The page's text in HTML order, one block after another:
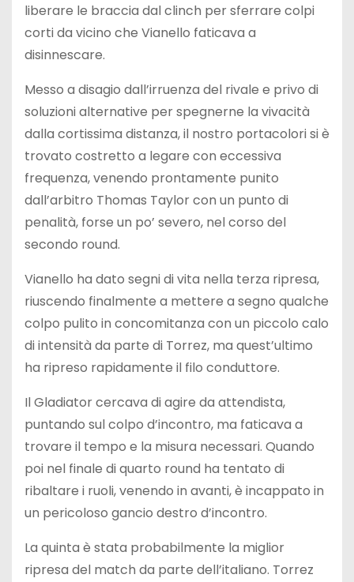
liberare le braccia dal clinch per sferrare colpi
corti da vicino che Vianello faticava a
disinnescare.
Messo a disagio dall’irruenza del rivale e privo di
soluzioni alternative per spegnerne la vivacità
dalla cortissima distanza, il nostro portacolori si è
trovato costretto a legare con eccessiva
frequenza, venendo prontamente punito
dall’arbitro Thomas Taylor con un punto di
penalità, forse un po’ severo, nel corso del
secondo round.
Vianello ha dato segni di vita nella terza ripresa,
riuscendo finalmente a mettere a segno qualche
colpo pulito in concomitanza con un piccolo calo
di intensità da parte di Torrez, ma quest’ultimo
ha ripreso rapidamente il filo conduttore.
Il Gladiator cercava di agire da attendista,
puntando sul colpo d’incontro, ma faticava a
trovare il tempo e la misura necessari. Quando
poi nel finale di quarto round ha tentato di
ribaltare i ruoli, venendo in avanti, è incappato in
un pericoloso gancio destro d’incontro.
La quinta è stata probabilmente la miglior
ripresa del match da parte dell’italiano. Torrez